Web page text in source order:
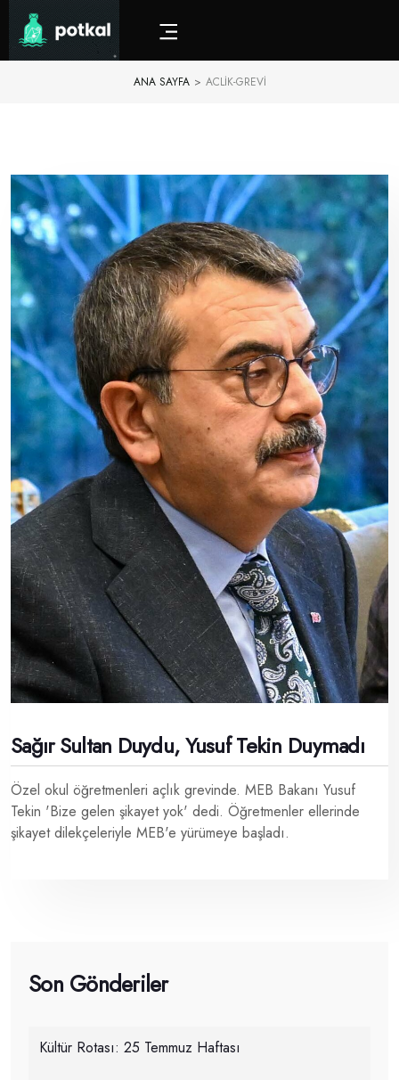
ANA SAYFA > ACLIK-GREVI
Sağır Sultan Duydu, Yusuf Tekin Duymadı
Özel okul öğretmenleri açlık grevinde. MEB Bakanı Yusuf
Tekin 'Bize gelen şikayet yok' dedi. Öğretmenler ellerinde
şikayet dilekçeleriyle MEB'e yürümeye başladı.
Son Gönderiler
Kültür Rotası: 25 Temmuz Haftası